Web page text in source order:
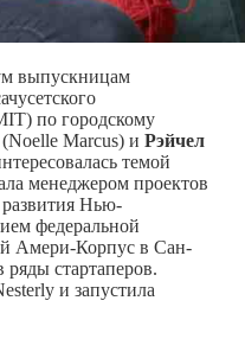
выпускницам
по городскому
(Noelle Marcus) и Рэйчел
темой
менеджером проектов
Нью-
федеральной
Амери-Корпус в Сан-
стартаперов.
и запустила